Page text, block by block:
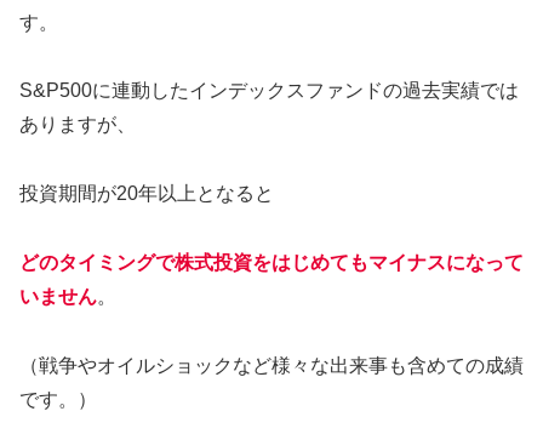
す。
S&P500に連動したインデックスファンドの過去実績では
ありますが、
投資期間が20年以上となると
どのタイミングで株式投資をはじめてもマイナスになって
いません。
（戦争やオイルショックなど様々な出来事も含めての成績
です。）